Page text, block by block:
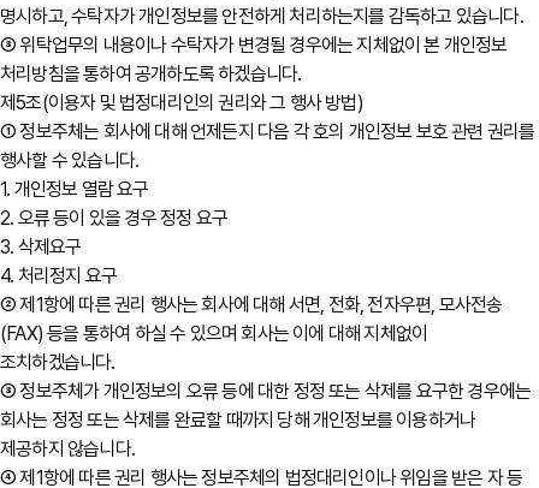
명시하고, 수탁자가 개인정보를 안전하게 처리하는지를 감독하고 있습니다.
③ 위탁업무의 내용이나 수탁자가 변경될 경우에는 지체없이 본 개인정보
처리방침을 통하여 공개하도록 하겠습니다.
제5조(이용자 및 법정대리인의 권리와 그 행사 방법)
① 정보주체는 회사에 대해 언제든지 다음 각 호의 개인정보 보호 관련 권리를
행사할 수 있습니다.
1. 개인정보 열람 요구
2. 오류 등이 있을 경우 정정 요구
3. 삭제요구
4. 처리정지 요구
② 제1항에 따른 권리 행사는 회사에 대해 서면, 전화, 전자우편, 모사전송
(FAX) 등을 통하여 하실 수 있으며 회사는 이에 대해 지체없이
조치하겠습니다.
③ 정보주체가 개인정보의 오류 등에 대한 정정 또는 삭제를 요구한 경우에는
회사는 정정 또는 삭제를 완료할 때까지 당해 개인정보를 이용하거나
제공하지 않습니다.
④ 제1항에 따른 권리 행사는 정보주체의 법정대리인이나 위임을 받은 자 등